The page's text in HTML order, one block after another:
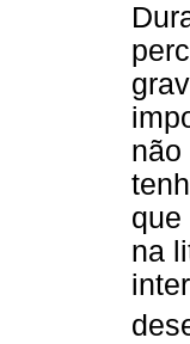
não
que
na